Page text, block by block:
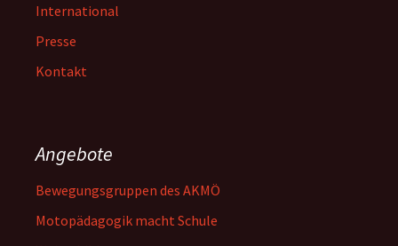
International
Presse
Kontakt
Angebote
Bewegungsgruppen des AKMÖ
Motopädagogik macht Schule